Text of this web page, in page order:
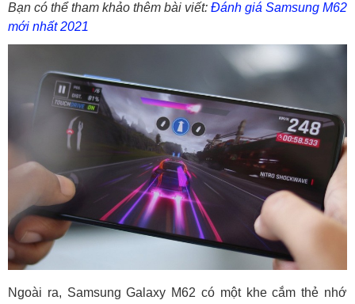
Bạn có thể tham khảo thêm bài viết: Đánh giá Samsung M62
mới nhất 2021
Ngoài ra, Samsung Galaxy M62 có một khe cắm thẻ nhớ